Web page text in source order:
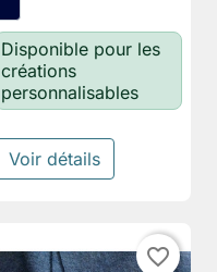
Disponible pour les
créations
personnalisables
Voir détails
favorite_border